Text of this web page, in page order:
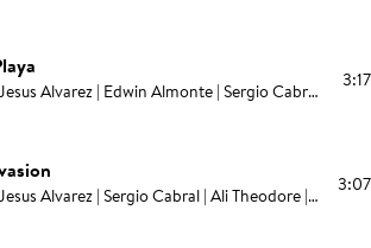
Hector Jesus Alvarez | Edwin Almonte | Sergio Cabral | Ali Theodore 3:17
Hector Jesus Alvarez | Sergio Cabral | Ali Theodore | Nicholas Loizides 3:07